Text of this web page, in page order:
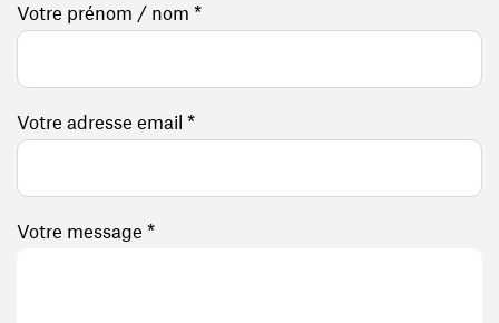
Votre prénom / nom *
Votre adresse email *
Votre message *